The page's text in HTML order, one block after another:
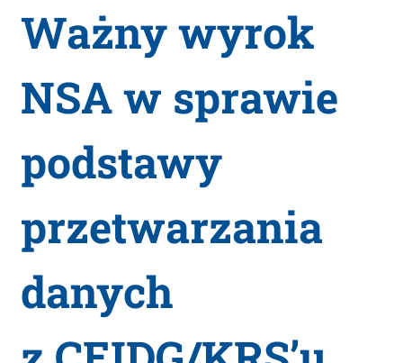
Ważny wyrok
NSA w sprawie
podstawy
przetwarzania
danych